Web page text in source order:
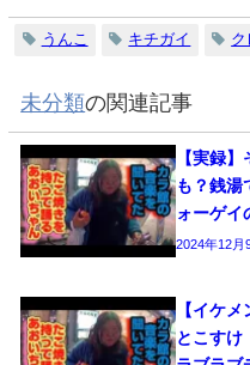
うんこ キチガイ ク
未分類の関連記事
【実録
も？銭湯
ォーゲイ
2024年12月
【イケ
とこす